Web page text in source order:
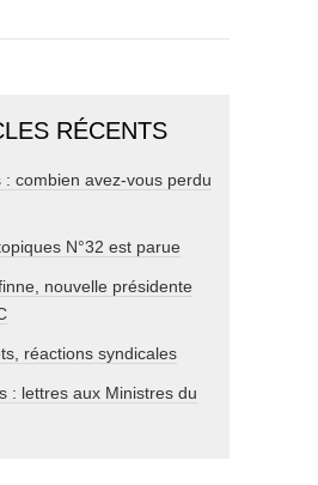
RÉCENTS
: combien avez-vous perdu
N°32 est parue
nouvelle présidente
réactions syndicales
: lettres aux Ministres du